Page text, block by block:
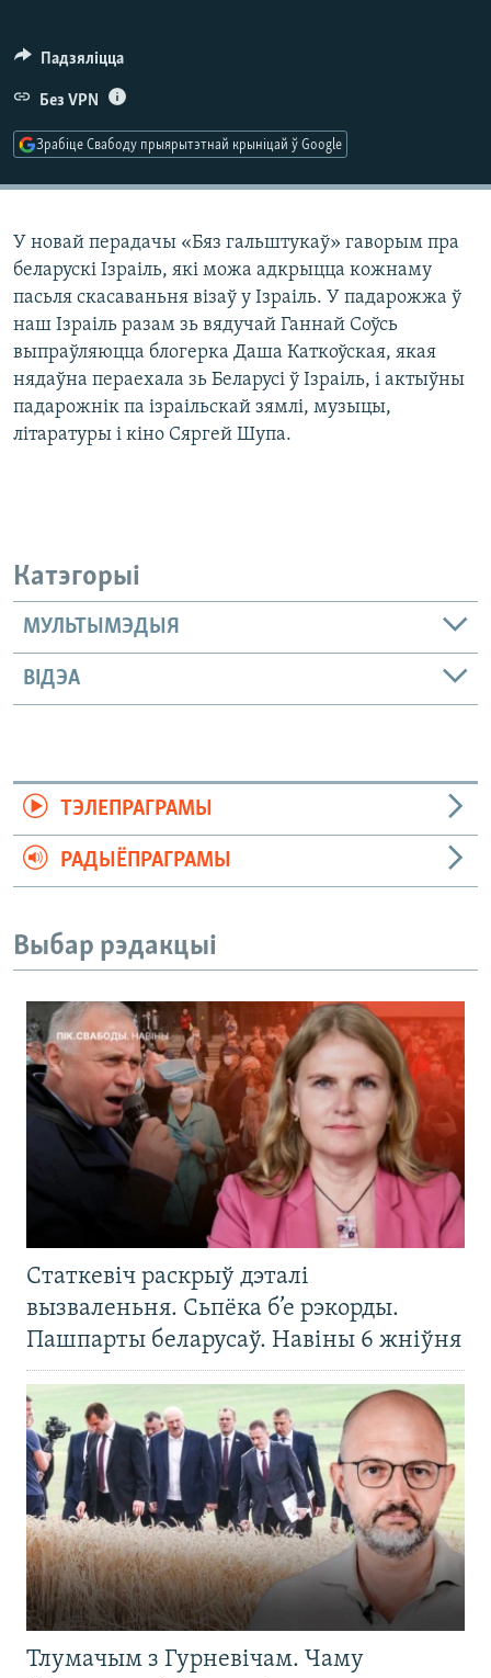
КАЛЯНДАР
НА ХВАЛЯХ СВАБОДЫ
Падзяліцца
Без VPN
Зрабіце Свабоду прыярытэтнай крыніцай ў Google
У новай перадачы «Бяз гальштукаў» гаворым пра
беларускі Ізраіль, які можа адкрыцца кожнаму
пасьля скасаваньня візаў у Ізраіль. У падарожжа ў
наш Ізраіль разам зь вядучай Ганнай Соўсь
выпраўляюцца блогерка Даша Каткоўская, якая
нядаўна пераехала зь Беларусі ў Ізраіль, і актыўны
падарожнік па ізраільскай зямлі, музыцы,
літаратуры і кіно Сяргей Шупа.
Катэгорыі
МУЛЬТЫМЭДЫЯ
ВІДЭА
ТЭЛЕПРАГРАМЫ
РАДЫЁПРАГРАМЫ
Выбар рэдакцыі
Статкевіч раскрыў дэталі
вызваленьня. Сьпёка б’е рэкорды.
Пашпарты беларусаў. Навіны 6 жніўня
Тлумачым з Гурневічам. Чаму